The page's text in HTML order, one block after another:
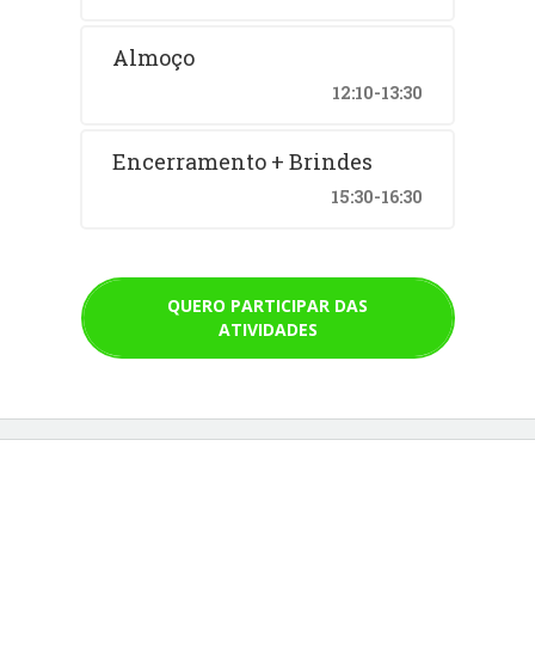
Almoço
12:10-13:30
Encerramento + Brindes
15:30-16:30
QUERO PARTICIPAR DAS
ATIVIDADES